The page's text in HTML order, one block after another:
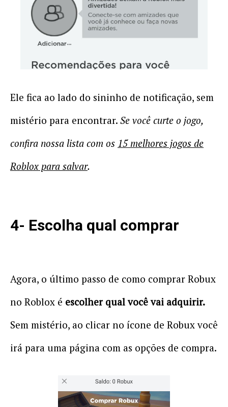
Ele fica ao lado do sininho de notificação, sem
mistério para encontrar. Se você curte o jogo,
confira nossa lista com os 15 melhores jogos de
Roblox para salvar.
4- Escolha qual comprar
Agora, o último passo de como comprar Robux
no Roblox é escolher qual você vai adquirir.
Sem mistério, ao clicar no ícone de Robux você
irá para uma página com as opções de compra.